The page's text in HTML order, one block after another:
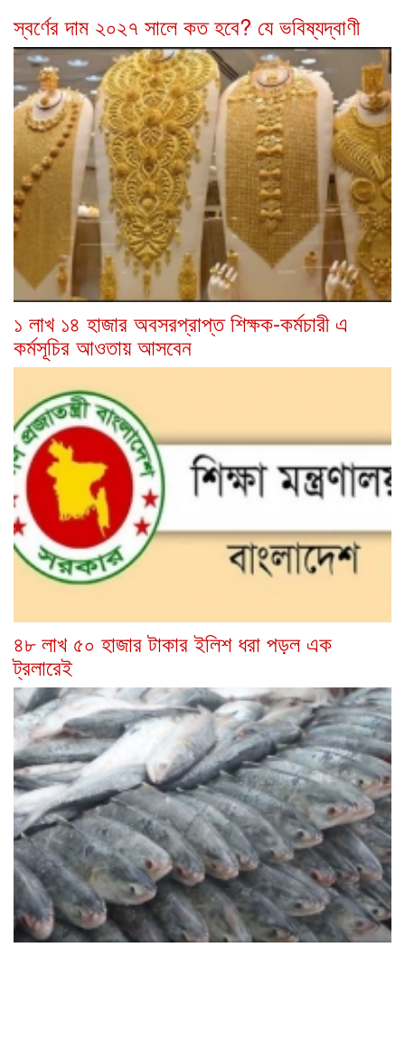
স্বর্ণের দাম ২০২৭ সালে কত হবে? যে ভবিষ্যদ্বাণী
১ লাখ ১৪ হাজার অবসরপ্রাপ্ত শিক্ষক-কর্মচারী এ
কর্মসূচির আওতায় আসবেন
৪৮ লাখ ৫০ হাজার টাকার ইলিশ ধরা পড়ল এক
ট্রলারেই